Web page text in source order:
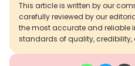
This article is written by our
carefully reviewed by our
the most accurate and reliable
standards of quality, credibility,